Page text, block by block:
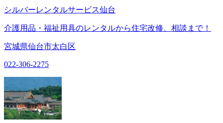
シルバーレンタルサービス仙台
介護用品・福祉用具のレンタルから住宅改修、相談まで！
宮城県仙台市太白区
022-306-2275